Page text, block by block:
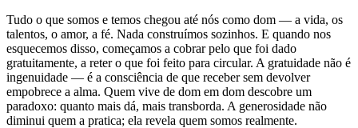
Tudo o que somos e temos chegou até nós como dom — a vida, os
talentos, o amor, a fé. Nada construímos sozinhos. E quando nos
esquecemos disso, começamos a cobrar pelo que foi dado
gratuitamente, a reter o que foi feito para circular. A gratuidade não é
ingenuidade — é a consciência de que receber sem devolver
empobrece a alma. Quem vive de dom em dom descobre um
paradoxo: quanto mais dá, mais transborda. A generosidade não
diminui quem a pratica; ela revela quem somos realmente.